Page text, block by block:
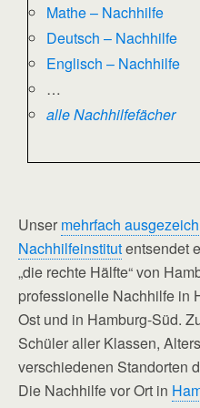
Mathe – Nachhilfe
Deutsch – Nachhilfe
Englisch – Nachhilfe
…
alle Nachhilfefächer
Unser mehrfach
Nachhilfeinstitutentsendet
„die rechte Hälfte“ von
professionelle Nachhilfe in
Ost und in Hamburg-Süd.
Schüler aller Klassen,
verschiedenen Standorten
Die Nachhilfe vor Ort in